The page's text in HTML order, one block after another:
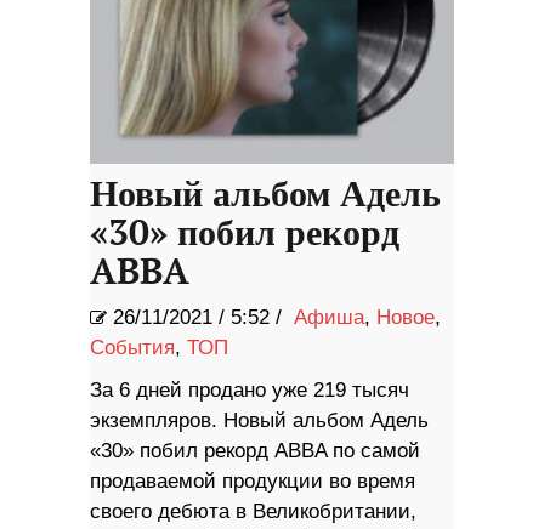
Новый альбом Адель
«30» побил рекорд
ABBA
26/11/2021 / 5:52 / Афиша, Новое,
События, ТОП
За 6 дней продано уже 219 тысяч
экземпляров. Новый альбом Адель
«30» побил рекорд ABBA по самой
продаваемой продукции во время
своего дебюта в Великобритании,